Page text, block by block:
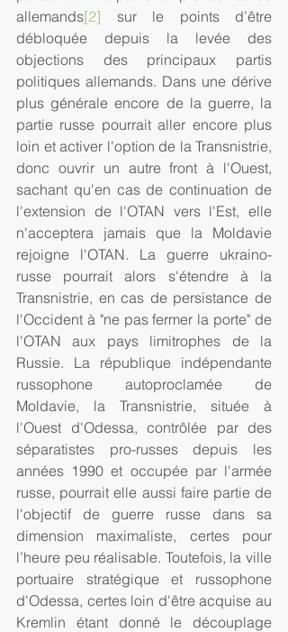
allemands[2] sur le points d’être
débloquée depuis la levée des
objections des principaux partis
politiques allemands. Dans une dérive
plus générale encore de la guerre, la
partie russe pourrait aller encore plus
loin et activer l'option de la Transnistrie,
donc ouvrir un autre front à l'Ouest,
sachant qu'en cas de continuation de
l'extension de l'OTAN vers l'Est, elle
n'acceptera jamais que la Moldavie
rejoigne l'OTAN. La guerre ukraino-
russe pourrait alors s'étendre à la
Transnistrie, en cas de persistance de
l'Occident à "ne pas fermer la porte" de
l'OTAN aux pays limitrophes de la
Russie. La république indépendante
russophone autoproclamée de
Moldavie, la Transnistrie, située à
l'Ouest d'Odessa, contrôlée par des
séparatistes pro-russes depuis les
années 1990 et occupée par l'armée
russe, pourrait elle aussi faire partie de
l'objectif de guerre russe dans sa
dimension maximaliste, certes pour
l’heure peu réalisable. Toutefois, la ville
portuaire stratégique et russophone
d'Odessa, certes loin d'être acquise au
Kremlin étant donné le découplage